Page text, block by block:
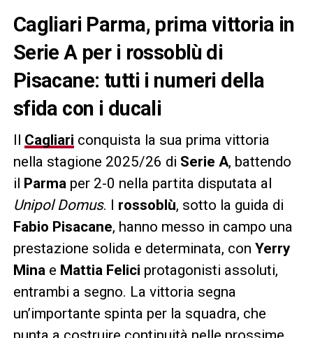
Cagliari Parma, prima vittoria in
Serie A per i rossoblù di
Pisacane: tutti i numeri della
sfida con i ducali
Il Cagliari conquista la sua prima vittoria
nella stagione 2025/26 di Serie A, battendo
il Parmaper 2-0 nella partita disputata al
Unipol Domus. I rossoblù, sotto la guida di
Fabio Pisacane, hanno messo in campo una
prestazione solida e determinata, con Yerry
Minae Mattia Felici protagonisti assoluti,
entrambi a segno. La vittoria segna
un’importante spinta per la squadra, che